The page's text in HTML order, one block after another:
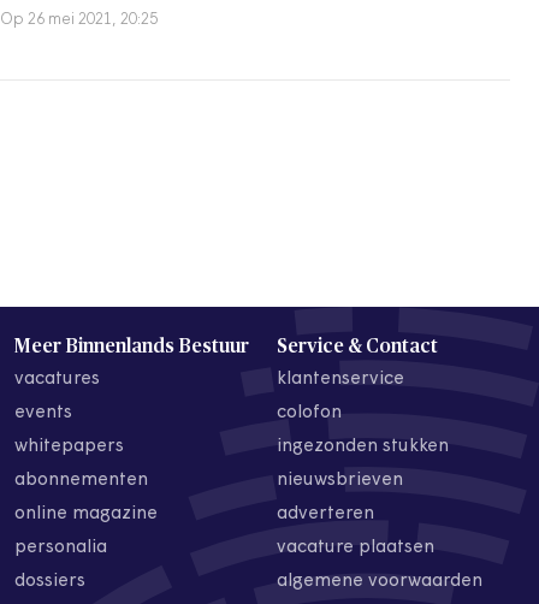
Op 26 mei 2021, 20:25
Meer Binnenlands Bestuur
vacatures
events
whitepapers
abonnementen
online magazine
personalia
dossiers
Service & Contact
klantenservice
colofon
ingezonden stukken
nieuwsbrieven
adverteren
vacature plaatsen
algemene voorwaarden